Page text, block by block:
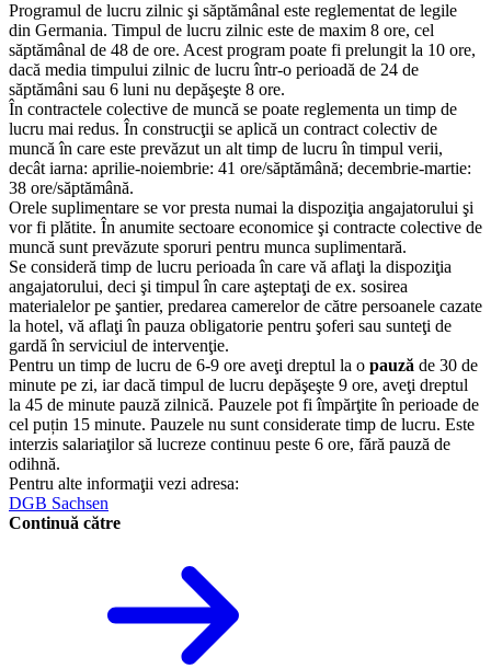
Programul de lucru zilnic şi săptămânal este reglementat de legile
din Germania. Timpul de lucru zilnic este de maxim 8 ore, cel
săptămânal de 48 de ore. Acest program poate fi prelungit la 10 ore,
dacă media timpului zilnic de lucru într-o perioadă de 24 de
săptămâni sau 6 luni nu depăşeşte 8 ore.
În contractele colective de muncă se poate reglementa un timp de
lucru mai redus. În construcţii se aplică un contract colectiv de
muncă în care este prevăzut un alt timp de lucru în timpul verii,
decât iarna: aprilie-noiembrie: 41 ore/săptămână; decembrie-martie:
38 ore/săptămână.
Orele suplimentare se vor presta numai la dispoziţia angajatorului şi
vor fi plătite. În anumite sectoare economice şi contracte colective de
muncă sunt prevăzute sporuri pentru munca suplimentară.
Se consideră timp de lucru perioada în care vă aflaţi la dispoziţia
angajatorului, deci şi timpul în care aşteptaţi de ex. sosirea
materialelor pe şantier, predarea camerelor de către persoanele cazate
la hotel, vă aflaţi în pauza obligatorie pentru şoferi sau sunteţi de
gardă în serviciul de intervenţie.
Pentru un timp de lucru de 6-9 ore aveţi dreptul la o pauză de 30 de
minute pe zi, iar dacă timpul de lucru depăşeşte 9 ore, aveţi dreptul
la 45 de minute pauză zilnică. Pauzele pot fi împărţite în perioade de
cel puțin 15 minute. Pauzele nu sunt considerate timp de lucru. Este
interzis salariaţilor să lucreze continuu peste 6 ore, fără pauză de
odihnă.
Pentru alte informaţii vezi adresa:
DGB Sachsen
Continuă către